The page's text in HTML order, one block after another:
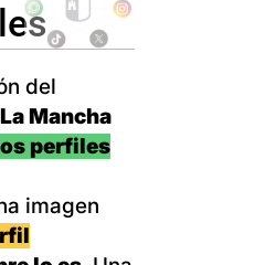
del
Mancha
perfiles
imagen